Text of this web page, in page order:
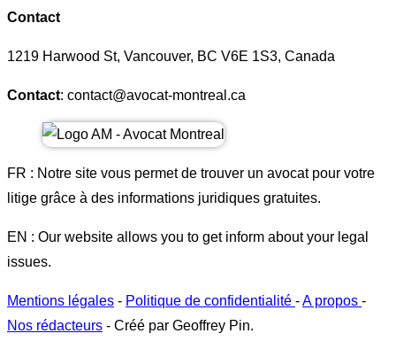
Contact
1219 Harwood St, Vancouver, BC V6E 1S3, Canada
Contact: contact@avocat-montreal.ca
FR : Notre site vous permet de trouver un avocat pour votre
litige grâce à des informations juridiques gratuites.
EN : Our website allows you to get inform about your legal
issues.
Mentions légales - Politique de confidentialité -A propos -
Nos rédacteurs - Créé par Geoffrey Pin.